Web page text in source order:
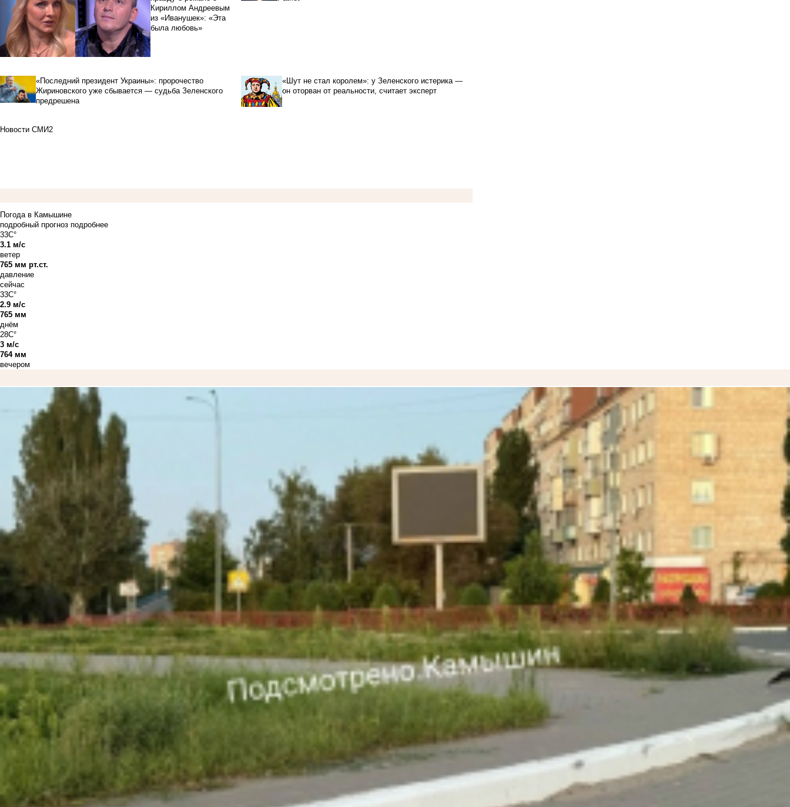
Кириллом Андреевым
из «Иванушек»: «Эта
была любовь»
«Последний президент Украины»: пророчество
Жириновского уже сбывается — судьба Зеленского
предрешена
«Шут не стал королем»: у Зеленского истерика —
он оторван от реальности, считает эксперт
Новости СМИ2
Погода в Камышине
подробный прогноз подробнее
33C°
3.1 м/с
ветер
765 мм рт.ст.
давление
сейчас
33C°
2.9 м/с
765 мм
днём
28C°
3 м/с
764 мм
вечером